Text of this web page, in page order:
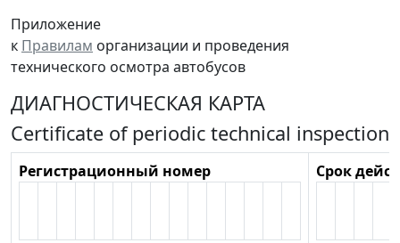
Приложение
к Правилам организации и проведения
технического осмотра автобусов
ДИАГНОСТИЧЕСКАЯ КАРТА
Certificate of periodic technical inspection
Регистрационный номер Срок